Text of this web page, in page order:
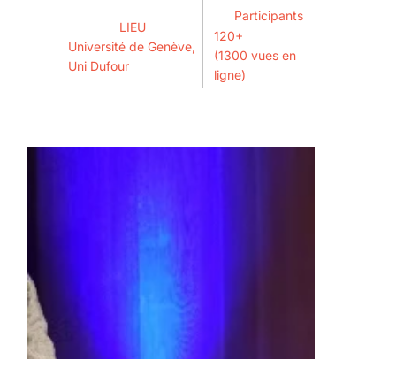
LIEU
Université de Genève,
Uni Dufour
Participants
120+
(1300 vues en
ligne)